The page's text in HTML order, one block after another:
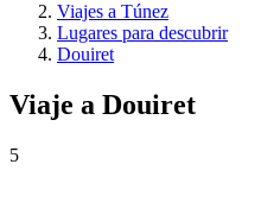
Viajes a Túnez
Lugares para descubrir
Douiret
Viaje a Douiret
5